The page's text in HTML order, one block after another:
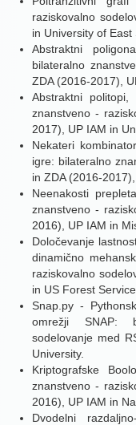
raziskovalno
in University of East
Abstraktni
bilateralno
ZDA (2016-2017),
Abstraktni
znanstveno -
2017), UP IAM in
Nekateri
igre: bilateralno
in ZDA (2016-
Neenakosti
znanstveno -
2016), UP IAM in
Določevanje
dinamično
raziskovalno
in US Forest
Snap.py -
omrežji SNAP:
sodelovanje med
University.
Kriptografske
znanstveno -
2016), UP IAM in
Dvodelni